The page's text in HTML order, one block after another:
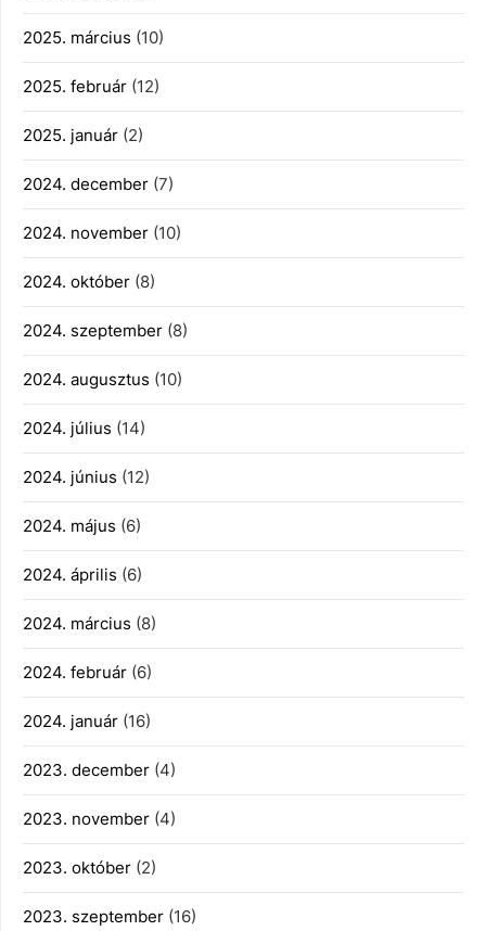
2025. március (10)
2025. február (12)
2025. január (2)
2024. december (7)
2024. november (10)
2024. október (8)
2024. szeptember (8)
2024. augusztus (10)
2024. július (14)
2024. június (12)
2024. május (6)
2024. április (6)
2024. március (8)
2024. február (6)
2024. január (16)
2023. december (4)
2023. november (4)
2023. október (2)
2023. szeptember (16)